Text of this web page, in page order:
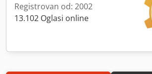
Registrovan od: 2002
13.102 Oglasi online